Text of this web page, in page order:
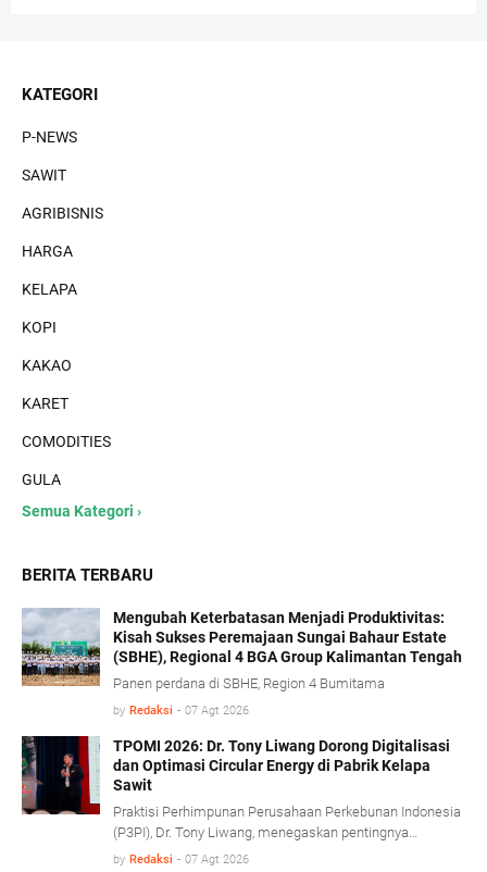
KATEGORI
P-NEWS
SAWIT
AGRIBISNIS
HARGA
KELAPA
KOPI
KAKAO
KARET
COMODITIES
GULA
Semua Kategori ›
BERITA TERBARU
Mengubah Keterbatasan Menjadi Produktivitas:
Kisah Sukses Peremajaan Sungai Bahaur Estate
(SBHE), Regional 4 BGA Group Kalimantan Tengah
Panen perdana di SBHE, Region 4 Bumitama
by Redaksi - 07 Agt 2026
TPOMI 2026: Dr. Tony Liwang Dorong Digitalisasi
dan Optimasi Circular Energy di Pabrik Kelapa
Sawit
Praktisi Perhimpunan Perusahaan Perkebunan Indonesia
(P3PI), Dr. Tony Liwang, menegaskan pentingnya
pemanfaatan teknologi modern dalam pengawasan
by Redaksi - 07 Agt 2026